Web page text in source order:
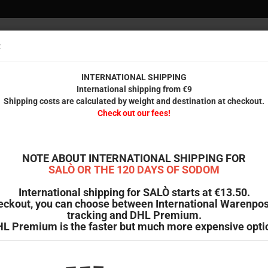
INTERNATIONAL SHIPPING
International shipping from €9
Shipping costs are calculated by weight and destination at checkout.
Check out our fees!
NOTE ABOUT INTERNATIONAL SHIPPING FOR
SALÒ OR THE 120 DAYS OF SODOM
International shipping for SALÒ starts at €13.50.
you can choose between International
tracking and DHL Premium.
Premium is the faster but much more expensive
GEDRUCKTES RESTPOSTEN B-WARE & SECOND HAND